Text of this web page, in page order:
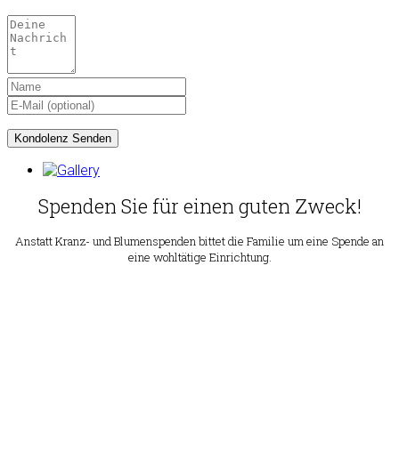
Spenden Sie für einen guten Zweck!
Anstatt Kranz- und Blumenspenden bittet die Familie um eine Spende an
eine wohltätige Einrichtung.